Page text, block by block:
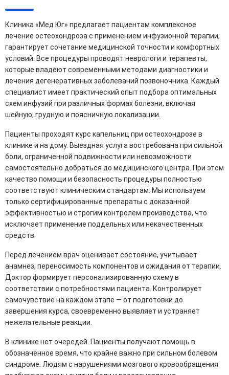
Клиника «Мед Юг» предлагает пациентам комплексное
лечение остеохондроза с применением инфузионной терапии,
гарантирует сочетание медицинской точности и комфортных
условий. Все процедуры проводят неврологи и терапевты,
которые владеют современными методами диагностики и
лечения дегенеративных заболеваний позвоночника. Каждый
специалист имеет практический опыт подбора оптимальных
схем инфузий при различных формах болезни, включая
шейную, грудную и поясничную локализации.
Пациенты проходят курс капельниц при остеохондрозе в
клинике и на дому. Выездная услуга востребована при сильной
боли, ограниченной подвижности или невозможности
самостоятельно добраться до медицинского центра. При этом
качество помощи и безопасность процедуры полностью
соответствуют клиническим стандартам. Мы используем
только сертифицированные препараты с доказанной
эффективностью и строгим контролем производства, что
исключает применение поддельных или некачественных
средств.
Перед лечением врач оценивает состояние, учитывает
анамнез, переносимость компонентов и ожидания от терапии.
Доктор формирует персонализированную схему в
соответствии с потребностями пациента. Контролирует
самочувствие на каждом этапе — от подготовки до
завершения курса, своевременно выявляет и устраняет
нежелательные реакции.
В клинике нет очередей. Пациенты получают помощь в
обозначенное время, что крайне важно при сильном болевом
синдроме. Людям с нарушениями мозгового кровообращения